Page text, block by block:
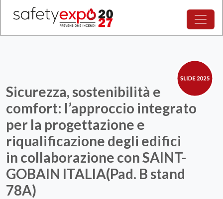
Sicurezza, sostenibilità e
comfort: l’approccio integrato
per la progettazione e
riqualificazione degli edifici
in collaborazione con SAINT-
GOBAIN ITALIA(Pad. B stand
78A)